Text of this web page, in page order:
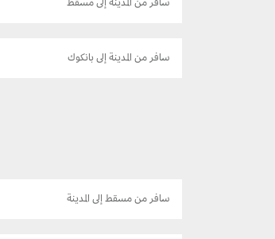
سافر من المدينة إلى مسقط
سافر من المدينة إلى بانكوك
سافر من مسقط إلى المدينة